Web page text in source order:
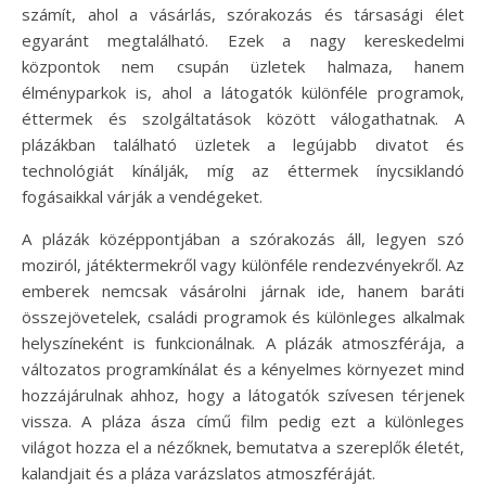
számít, ahol a vásárlás, szórakozás és társasági élet
egyaránt megtalálható. Ezek a nagy kereskedelmi
központok nem csupán üzletek halmaza, hanem
élményparkok is, ahol a látogatók különféle programok,
éttermek és szolgáltatások között válogathatnak. A
plázákban található üzletek a legújabb divatot és
technológiát kínálják, míg az éttermek ínycsiklandó
fogásaikkal várják a vendégeket.
A plázák középpontjában a szórakozás áll, legyen szó
moziról, játéktermekről vagy különféle rendezvényekről. Az
emberek nemcsak vásárolni járnak ide, hanem baráti
összejövetelek, családi programok és különleges alkalmak
helyszíneként is funkcionálnak. A plázák atmoszférája, a
változatos programkínálat és a kényelmes környezet mind
hozzájárulnak ahhoz, hogy a látogatók szívesen térjenek
vissza. A pláza ásza című film pedig ezt a különleges
világot hozza el a nézőknek, bemutatva a szereplők életét,
kalandjait és a pláza varázslatos atmoszféráját.